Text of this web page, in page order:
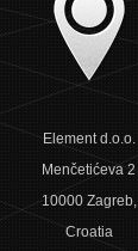
Element d.o.o.
Menčetićeva 2
10000 Zagreb,
Croatia